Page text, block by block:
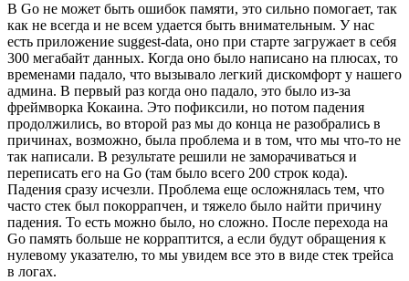
В Go не может быть ошибок памяти, это сильно помогает, так
как не всегда и не всем удается быть внимательным. У нас
есть приложение suggest-data, оно при старте загружает в себя
300 мегабайт данных. Когда оно было написано на плюсах, то
временами падало, что вызывало легкий дискомфорт у нашего
админа. В первый раз когда оно падало, это было из-за
фреймворка Кокаина. Это пофиксили, но потом падения
продолжились, во второй раз мы до конца не разобрались в
причинах, возможно, была проблема и в том, что мы что-то не
так написали. В результате решили не заморачиваться и
переписать его на Go (там было всего 200 строк кода).
Падения сразу исчезли. Проблема еще осложнялась тем, что
часто стек был покоррапчен, и тяжело было найти причину
падения. То есть можно было, но сложно. После перехода на
Go память больше не корраптится, а если будут обращения к
нулевому указателю, то мы увидем все это в виде стек трейса
в логах.